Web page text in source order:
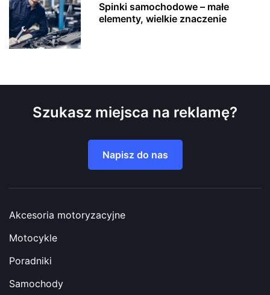
Spinki samochodowe – małe
elementy, wielkie znaczenie
Szukasz miejsca na reklamę?
Napisz do nas
Akcesoria motoryzacyjne
Motocykle
Poradniki
Samochody